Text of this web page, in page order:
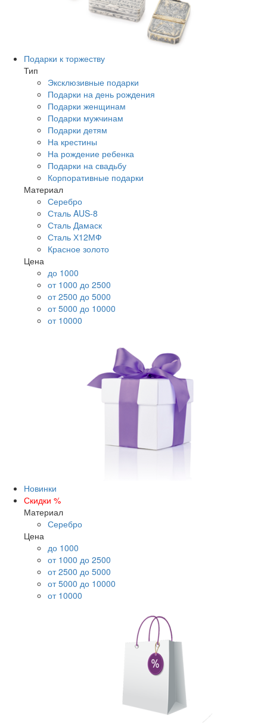
Подарки к торжеству
Тип
Эксклюзивные подарки
Подарки на день рождения
Подарки женщинам
Подарки мужчинам
Подарки детям
На крестины
На рождение ребенка
Подарки на свадьбу
Корпоративные подарки
Материал
Серебро
Сталь AUS-8
Сталь Дамаск
Сталь Х12МФ
Красное золото
Цена
до 1000
от 1000 до 2500
от 2500 до 5000
от 5000 до 10000
от 10000
Новинки
Скидки %
Материал
Серебро
Цена
до 1000
от 1000 до 2500
от 2500 до 5000
от 5000 до 10000
от 10000